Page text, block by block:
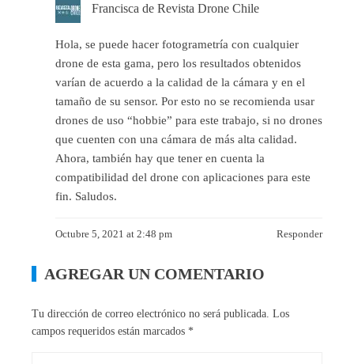
Francisca de Revista Drone Chile
Hola, se puede hacer fotogrametría con cualquier
drone de esta gama, pero los resultados obtenidos
varían de acuerdo a la calidad de la cámara y en el
tamaño de su sensor. Por esto no se recomienda usar
drones de uso “hobbie” para este trabajo, si no drones
que cuenten con una cámara de más alta calidad.
Ahora, también hay que tener en cuenta la
compatibilidad del drone con aplicaciones para este
fin. Saludos.
Octubre 5, 2021 at 2:48 pm Responder
AGREGAR UN COMENTARIO
Tu dirección de correo electrónico no será publicada. Los
campos requeridos están marcados *